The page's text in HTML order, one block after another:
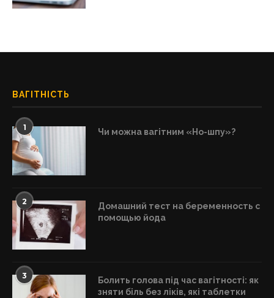
ВАГІТНІСТЬ
1 Чи можна вагітним «Но-шпу»?
2
Домашний тест на беременность с
помощью йода
3
Болить голова під час вагітності: як
зняти біль без ліків, які таблетки